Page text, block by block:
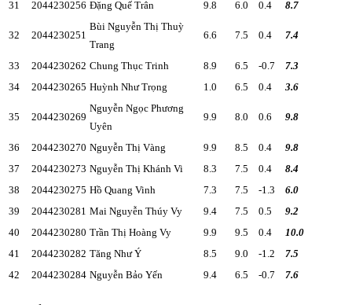
31
2044230256 Đặng Quế Trân 9.8 6.0 0.4 8.7
32 2044230251
Bùi Nguyễn Thị Thuỳ
Trang
6.6 7.5 0.4 7.4
33 2044230262 Chung Thục Trinh 8.9 6.5 -0.7
7.3
34
2044230265 Huỳnh Như Trọng 1.0 6.5 0.4 3.6
35 2044230269
Nguyễn Ngọc Phương
Uyên
9.9 8.0 0.6 9.8
36 2044230270 Nguyễn Thị Vàng 9.9 8.5 0.4
9.8
37
2044230273 Nguyễn Thị Khánh Vi 8.3 7.5 0.4
8.4
38
2044230275 Hồ Quang Vinh 7.3 7.5 -1.3
6.0
39
2044230281 Mai Nguyễn Thúy Vy 9.4 7.5 0.5
9.2
40
2044230280 Trần Thị Hoàng Vy 9.9 9.5 0.4
10.0
41
2044230282 Tăng Như Ý 8.5 9.0 -1.2
7.5
42
2044230284 Nguyễn Bảo Yến 9.4 6.5 -0.7 7.6